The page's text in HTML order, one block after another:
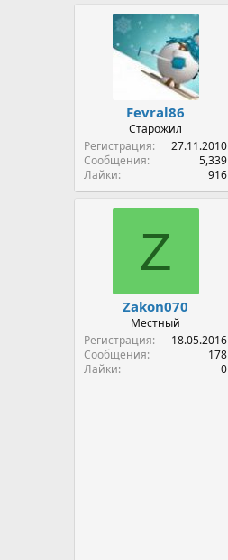
Fevral86
Старожил
Регистрация
27.11.2010
Сообщения
5,339
Лайки
916
Z
Zakon070
Местный
Регистрация
18.05.2016
Сообщения
178
Лайки
0